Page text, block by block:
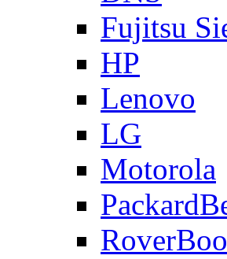
Fujitsu
HP
Lenovo
LG
Motorola